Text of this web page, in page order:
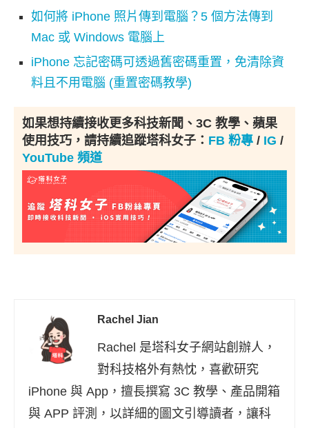
如何將 iPhone 照片傳到電腦？5 個方法傳到
Mac 或 Windows 電腦上
iPhone 忘記密碼可透過舊密碼重置，免清除資
料且不用電腦 (重置密碼教學)
如果想持續接收更多科技新聞、3C 教學、蘋果
使用技巧，請持續追蹤塔科女子： FB 粉專 / IG /
YouTube 頻道
Rachel Jian
Rachel 是塔科女子網站創辦人，
對科技格外有熱忱，喜歡研究
iPhone 與 App，擅長撰寫 3C 教學、產品開箱
與 APP 評測，以詳細的圖文引導讀者，讓科